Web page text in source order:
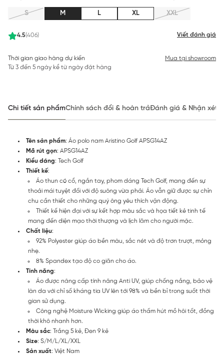
4.5(406) Viết đánh giá
S M L XL XXL
Thời gian giao hàng dự kiến
Từ 3 đến 5 ngày kể từ ngày đặt hàng
Mua tại showroom
Chi tiết sản phẩmChính sách đổi & hoàn trảĐánh giá & Nhận xét
Tên sản phẩm: Áo polo nam Aristino Golf APSG14AZ
Mã rút gọn: APSG14AZ
Kiểu dáng: Tech Golf
Thiết kế:
Áo thun có cổ, ngắn tay, phom dáng Tech Golf, mang đến sự
thoải mái tuyệt đối với độ suông vừa phải. Áo vẫn giữ được sự chỉn
chu cần thiết cho những quý ông yêu thích vận động.
Thiết kế hiện đại với sự kết hợp màu sắc và họa tiết kẻ tinh tế
mang đến diện mạo thời thượng và lịch lãm cho người mặc.
Chất liệu:
92% Polyester giúp áo bền màu, sắc nét và độ trơn trượt, mỏng
nhẹ.
8% Spandex tạo độ co giãn cho áo.
Tính năng:
Áo được nâng cấp tính năng Anti UV, giúp chống nắng, bảo vệ
làn da với chỉ số kháng tia UV lên tới 98% và bền bỉ trong suốt thời
gian sử dụng.
Công nghệ Moisture Wicking giúp áo thấm hút mồ hôi tốt, đồng
thời khô nhanh hơn.
Màu sắc: Trắng 5 kẻ, Đen 9 kẻ
Size: S/M/L/XL/XXL
Sản xuất: Việt Nam